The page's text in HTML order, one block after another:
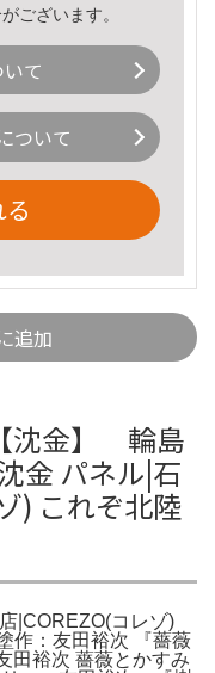
ございます。
て
ついて
追加
沈金】 輪島
金 パネル|石
) これぞ北陸
|COREZO(コレゾ)
作：友田裕次 『薔薇
田裕次 薔薇とかすみ